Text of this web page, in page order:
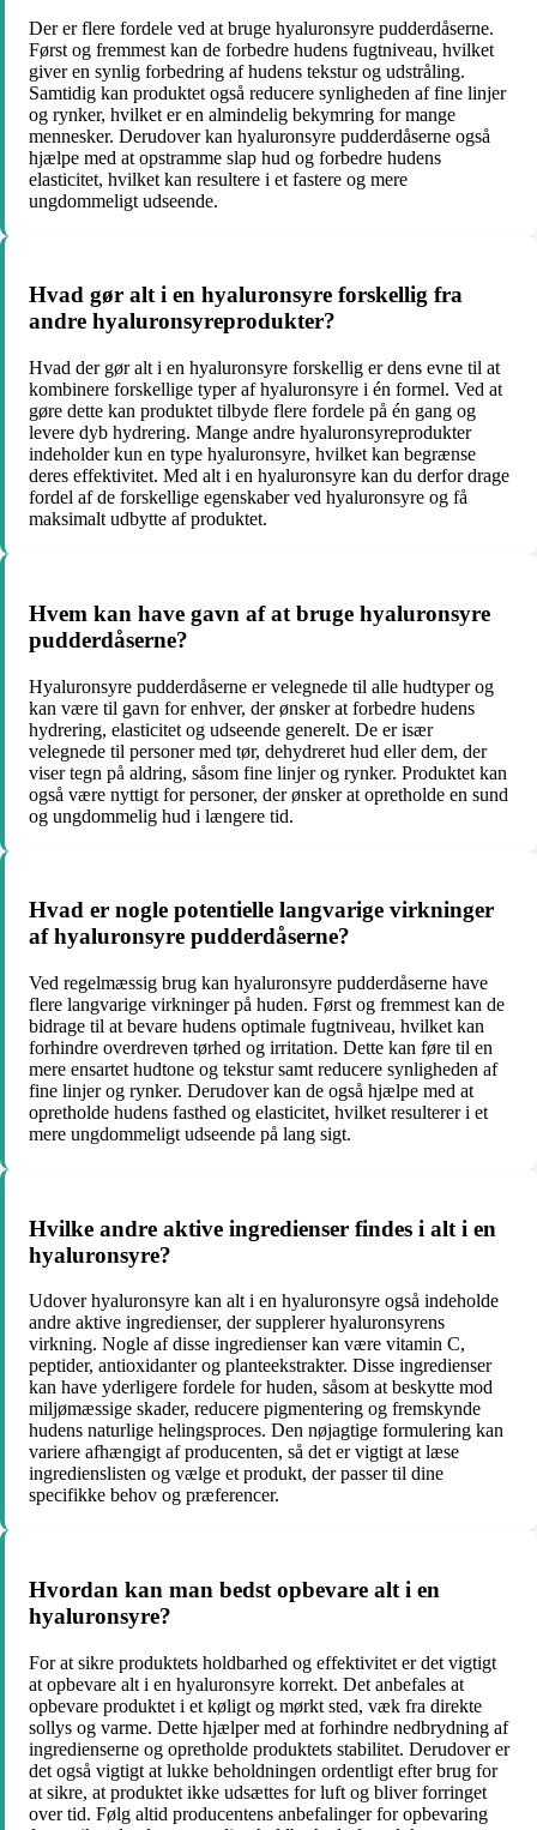
Der er flere fordele ved at bruge hyaluronsyre pudderdåserne.
Først og fremmest kan de forbedre hudens fugtniveau, hvilket
giver en synlig forbedring af hudens tekstur og udstråling.
Samtidig kan produktet også reducere synligheden af fine linjer
og rynker, hvilket er en almindelig bekymring for mange
mennesker. Derudover kan hyaluronsyre pudderdåserne også
hjælpe med at opstramme slap hud og forbedre hudens
elasticitet, hvilket kan resultere i et fastere og mere
ungdommeligt udseende.
Hvad gør alt i en hyaluronsyre forskellig fra
andre hyaluronsyreprodukter?
Hvad der gør alt i en hyaluronsyre forskellig er dens evne til at
kombinere forskellige typer af hyaluronsyre i én formel. Ved at
gøre dette kan produktet tilbyde flere fordele på én gang og
levere dyb hydrering. Mange andre hyaluronsyreprodukter
indeholder kun en type hyaluronsyre, hvilket kan begrænse
deres effektivitet. Med alt i en hyaluronsyre kan du derfor drage
fordel af de forskellige egenskaber ved hyaluronsyre og få
maksimalt udbytte af produktet.
Hvem kan have gavn af at bruge hyaluronsyre
pudderdåserne?
Hyaluronsyre pudderdåserne er velegnede til alle hudtyper og
kan være til gavn for enhver, der ønsker at forbedre hudens
hydrering, elasticitet og udseende generelt. De er især
velegnede til personer med tør, dehydreret hud eller dem, der
viser tegn på aldring, såsom fine linjer og rynker. Produktet kan
også være nyttigt for personer, der ønsker at opretholde en sund
og ungdommelig hud i længere tid.
Hvad er nogle potentielle langvarige virkninger
af hyaluronsyre pudderdåserne?
Ved regelmæssig brug kan hyaluronsyre pudderdåserne have
flere langvarige virkninger på huden. Først og fremmest kan de
bidrage til at bevare hudens optimale fugtniveau, hvilket kan
forhindre overdreven tørhed og irritation. Dette kan føre til en
mere ensartet hudtone og tekstur samt reducere synligheden af
fine linjer og rynker. Derudover kan de også hjælpe med at
opretholde hudens fasthed og elasticitet, hvilket resulterer i et
mere ungdommeligt udseende på lang sigt.
Hvilke andre aktive ingredienser findes i alt i en
hyaluronsyre?
Udover hyaluronsyre kan alt i en hyaluronsyre også indeholde
andre aktive ingredienser, der supplerer hyaluronsyrens
virkning. Nogle af disse ingredienser kan være vitamin C,
peptider, antioxidanter og planteekstrakter. Disse ingredienser
kan have yderligere fordele for huden, såsom at beskytte mod
miljømæssige skader, reducere pigmentering og fremskynde
hudens naturlige helingsproces. Den nøjagtige formulering kan
variere afhængigt af producenten, så det er vigtigt at læse
ingredienslisten og vælge et produkt, der passer til dine
specifikke behov og præferencer.
Hvordan kan man bedst opbevare alt i en
hyaluronsyre?
For at sikre produktets holdbarhed og effektivitet er det vigtigt
at opbevare alt i en hyaluronsyre korrekt. Det anbefales at
opbevare produktet i et køligt og mørkt sted, væk fra direkte
sollys og varme. Dette hjælper med at forhindre nedbrydning af
ingredienserne og opretholde produktets stabilitet. Derudover er
det også vigtigt at lukke beholdningen ordentligt efter brug for
at sikre, at produktet ikke udsættes for luft og bliver forringet
over tid. Følg altid producentens anbefalinger for opbevaring